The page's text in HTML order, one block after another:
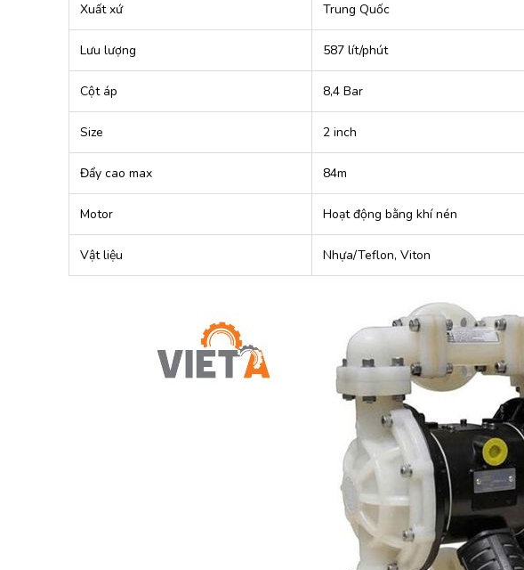
Xuất xứ Trung Quốc
Lưu lượng 587 lít/phút
Cột áp 8,4 Bar
Size 2 inch
Đẩy cao max 84m
Motor Hoạt động bằng khí nén
Vật liệu Nhựa/Teflon, Viton